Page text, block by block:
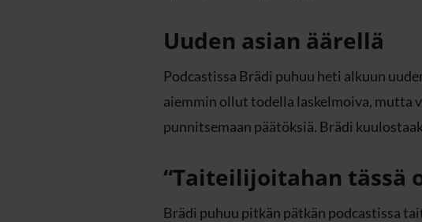
Uuden asian äärellä
Podcastissa Brädi puhuu heti alkuun
aiemmin ollut todella laskelmoiva, mutta
punnitsemaan päätöksiä. Brädi
“Taiteilijoitahan tässä
Brädi puhuu pitkän pätkän podcastissa